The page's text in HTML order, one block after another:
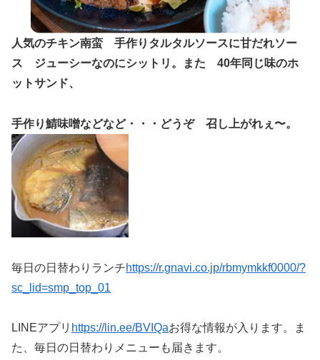
人気のチキン南蛮 手作りタルタルソースに甘だれソー
ス ジューシーなのにシットリ。また 40年同じ味のホ
ットサンド、
手作り鯖味噌などなど・・・どうぞ 召し上がれぇ〜。
毎日の日替わりランチhttps://r.gnavi.co.jp/rbmymkkf0000/?
sc_lid=smp_top_01
LINEアプリ https://lin.ee/BVIQaお得な情報が入ります。ま
た、毎日の日替わりメニューも届きます。